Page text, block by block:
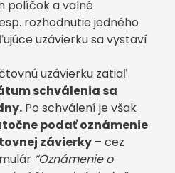
políčok a valné
rozhodnutie jedného
uzávierku sa vystaví
uzávierku zatiaľ
schválenia sa
Po schválení je však
podať oznámenie
závierky – cez
“Oznámenie o